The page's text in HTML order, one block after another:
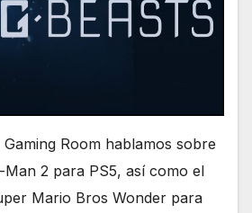
Gaming Room hablamos sobre
Man 2 para PS5, así como el
Mario Bros Wonder para